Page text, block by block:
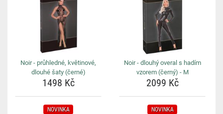
Noir - průhledné, květinové,
dlouhé šaty (černé)
1498 Kč
Noir - dlouhý overal s hadím
vzorem (černý) - M
2099 Kč
NOVINKA NOVINKA